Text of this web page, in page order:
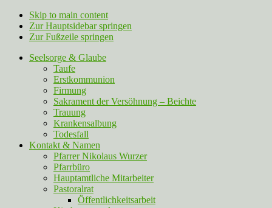
Skip to main content
Zur Hauptsidebar springen
Zur Fußzeile springen
Seelsorge & Glaube
Taufe
Erstkommunion
Firmung
Sakrament der Versöhnung – Beichte
Trauung
Krankensalbung
Todesfall
Kontakt & Namen
Pfarrer Nikolaus Wurzer
Pfarrbüro
Hauptamtliche Mitarbeiter
Pastoralrat
Öffentlichkeitsarbeit